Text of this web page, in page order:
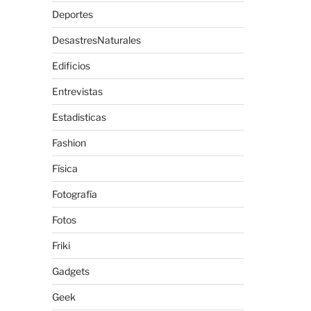
Deportes
DesastresNaturales
Edificios
Entrevistas
Estadisticas
Fashion
Física
Fotografía
Fotos
Friki
Gadgets
Geek